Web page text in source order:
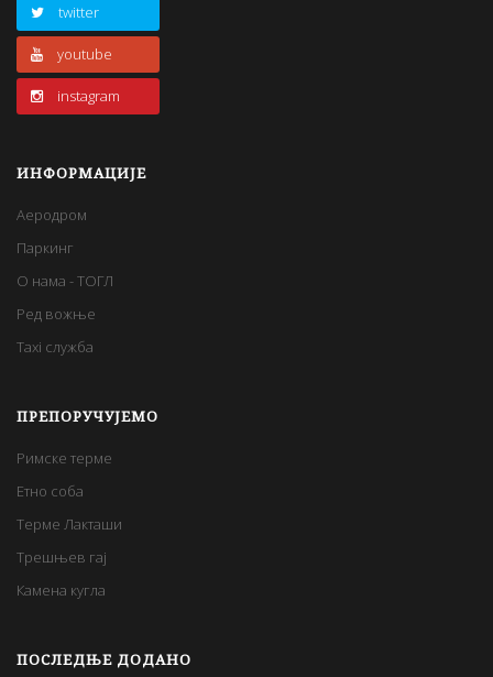
twitter
youtube
instagram
ИНФОРМАЦИЈЕ
Аеродром
Паркинг
О нама - ТОГЛ
Ред вожње
Taxi служба
ПРЕПОРУЧУЈЕМО
Римске терме
Етно соба
Терме Лакташи
Трешњев гај
Камена кугла
ПОСЛЕДЊЕ ДОДАНО